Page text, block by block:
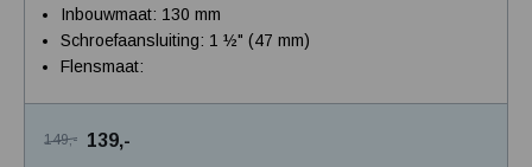
Inbouwmaat: 130 mm
Schroefaansluiting: 1 ½" (47 mm)
Flensmaat:
149,- 139,-